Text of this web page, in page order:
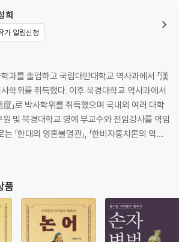
한다
증강한다
다고 믿어라
사람이 성공한다
아야 한다─모공謀攻
알라
라
다─군형軍形
담은 하지 마라
희
가 알림신청
과를 졸업하고 국립대만대학교 역사과에서 「漢
학위를 취득했다. 이후 북경대학교 역사과에서
」로 박사학위를 취득했으며 국내외 여러 대학
및 북경대학교 명예 부교수와 전임강사를 역임
「한대의 영혼불멸관」, 「한비자통치론의 역사
的死亡觀』, 『兩漢魏晉南北朝的塢壁』, 『아주
』(공역), 『리더들의 리더가 된 중국의 제왕들』
중국여성의 생활사』, 『중국의 전통문화와 대
품